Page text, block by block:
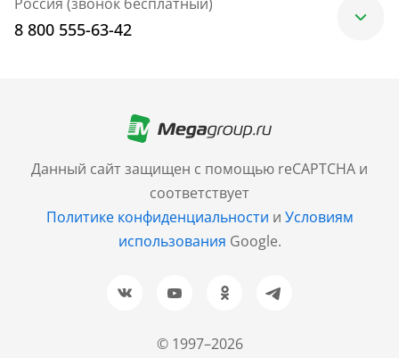
© 1997–2026
Данный сайт защищен с помощью reCAPTCHA и
соответствует
Политике конфиденциальности и Условиям
использования Google.
8 800 555-63-42
+7 (499) 705-30-10
Санкт-Петербург
+7 (812) 600-77-33
Барнаул
+7 (961) 999-93-93
Новосибирск